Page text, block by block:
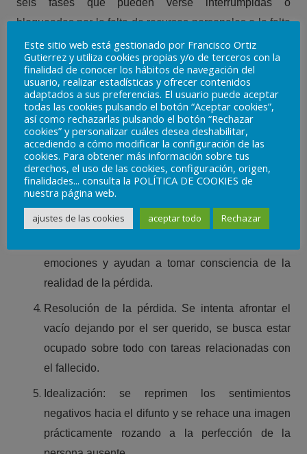
bloqueadas por la falta de recursos personales o la falta
de apoyo. Estas son las fases que describe:
Conmoción e incredulidad: esta reacción protege
a la persona de los efectos de la situación
estresante.
Desarrollo de la conciencia: se toma conciencia
de la realidad de la muerte y la angustia de la
pérdida.
Restitución: se inicia el proceso de recuperación
mediante los ritos fúnebres. Estos proporcionan
emociones y ayudan a tomar consciencia de la
realidad de la pérdida.
Resolución de la pérdida. Se intenta afrontar el
vacío dejando por el ser querido, se busca estar
ocupado sobre todo con tareas relacionadas con
el fallecido.
Idealización: se reprimen los sentimientos
negativos hacia el difunto y se rehace una imagen
prácticamente rozando a la perfección de la
Este sitio web está gestionado por Francisco Ortiz
Gutierrez y utiliza cookies propias y/o de terceros con la
finalidad de conocer los hábitos de navegación del
usuario, realizar estadísticas y ofrecer contenidos
adaptados a sus preferencias. El usuario puede aceptar
todas las cookies pulsando el botón “Aceptar cookies”,
así como rechazarlas pulsando el botón “Rechazar
cookies” y personalizar cuáles desea deshabilitar,
accediendo a cómo modificar la configuración de las
cookies. Para obtener más información sobre tus
derechos, el uso de las cookies, configuración, origen,
finalidades... consulta la POLÍTICA DE COOKIES de
nuestra página web.
ajustes de las cookies aceptar todo Rechazar